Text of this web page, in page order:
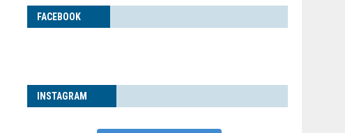
FACE­BOOK
INS­TA­GRAM